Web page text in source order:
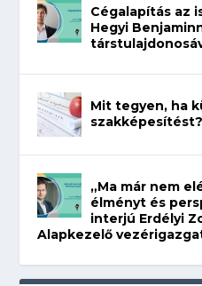
Cégalapítás az
Hegyi
Mit tegyen, ha
szakképesítést?
„Ma már nem
élményt és
interjú Erdélyi
Alapkezelő